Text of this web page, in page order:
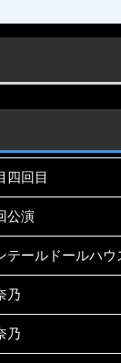
四回目
公演
テールドールハウ
乃
乃